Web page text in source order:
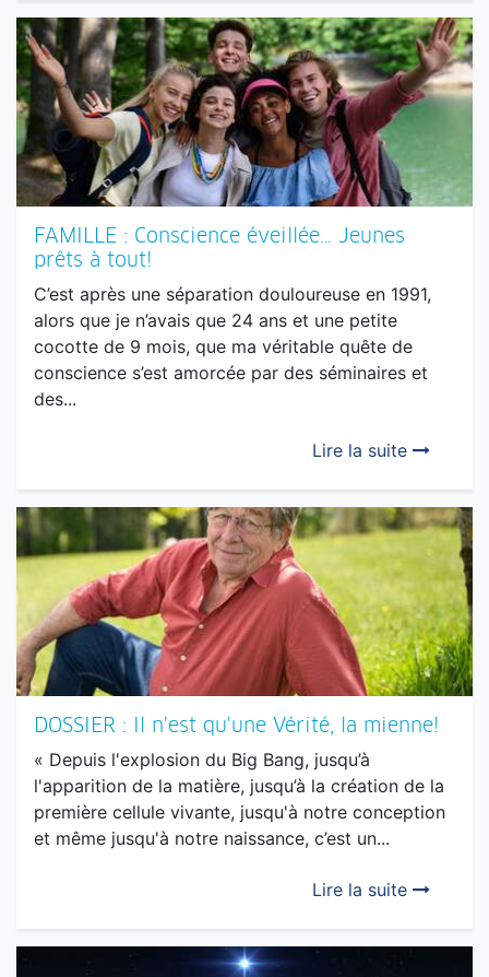
FAMILLE : Conscience éveillée… Jeunes
prêts à tout!
C’est après une séparation douloureuse en 1991,
alors que je n’avais que 24 ans et une petite
cocotte de 9 mois, que ma véritable quête de
conscience s’est amorcée par des séminaires et
des...
Lire la suite
DOSSIER : Il n'est qu'une Vérité, la mienne!
« Depuis l'explosion du Big Bang, jusqu’à
l'apparition de la matière, jusqu’à la création de la
première cellule vivante, jusqu'à notre conception
et même jusqu'à notre naissance, c’est un...
Lire la suite